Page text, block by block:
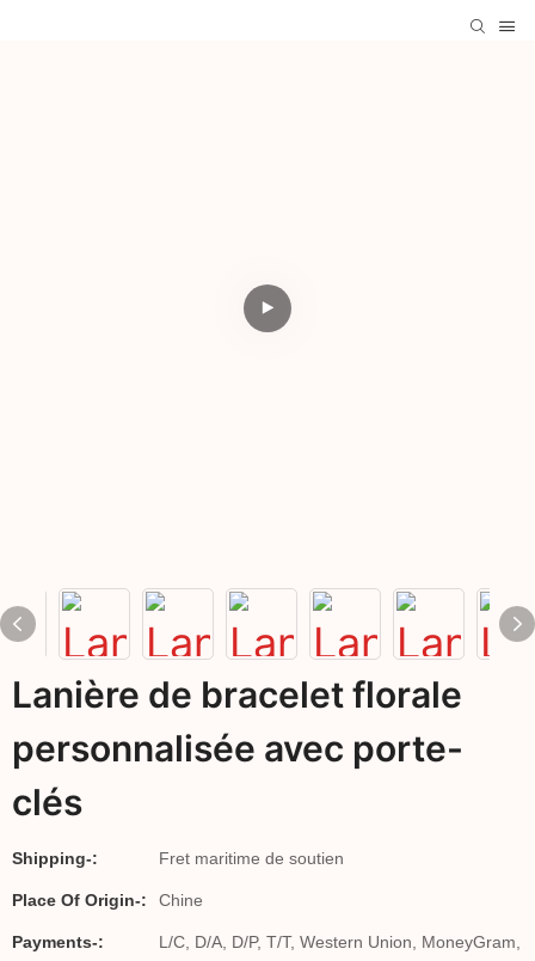
Lanière de bracelet florale
personnalisée avec porte-
clés
Shipping-: Fret maritime de soutien
Place Of Origin-: Chine
Payments-:
L/C, D/A, D/P, T/T, Western Union, MoneyGram,